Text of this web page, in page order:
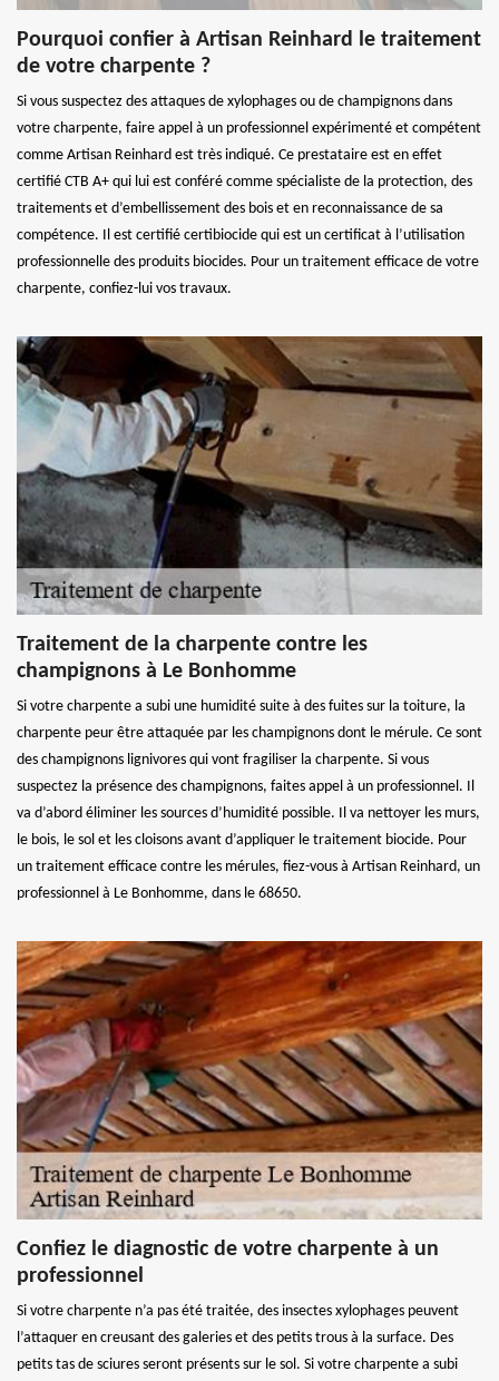
Pourquoi confier à Artisan Reinhard le traitement
de votre charpente ?
Si vous suspectez des attaques de xylophages ou de champignons dans
votre charpente, faire appel à un professionnel expérimenté et compétent
comme Artisan Reinhard est très indiqué. Ce prestataire est en effet
certifié CTB A+ qui lui est conféré comme spécialiste de la protection, des
traitements et d’embellissement des bois et en reconnaissance de sa
compétence. Il est certifié certibiocide qui est un certificat à l’utilisation
professionnelle des produits biocides. Pour un traitement efficace de votre
charpente, confiez-lui vos travaux.
Traitement de la charpente contre les
champignons à Le Bonhomme
Si votre charpente a subi une humidité suite à des fuites sur la toiture, la
charpente peur être attaquée par les champignons dont le mérule. Ce sont
des champignons lignivores qui vont fragiliser la charpente. Si vous
suspectez la présence des champignons, faites appel à un professionnel. Il
va d’abord éliminer les sources d’humidité possible. Il va nettoyer les murs,
le bois, le sol et les cloisons avant d’appliquer le traitement biocide. Pour
un traitement efficace contre les mérules, fiez-vous à Artisan Reinhard, un
professionnel à Le Bonhomme, dans le 68650.
Confiez le diagnostic de votre charpente à un
professionnel
Si votre charpente n’a pas été traitée, des insectes xylophages peuvent
l’attaquer en creusant des galeries et des petits trous à la surface. Des
petits tas de sciures seront présents sur le sol. Si votre charpente a subi